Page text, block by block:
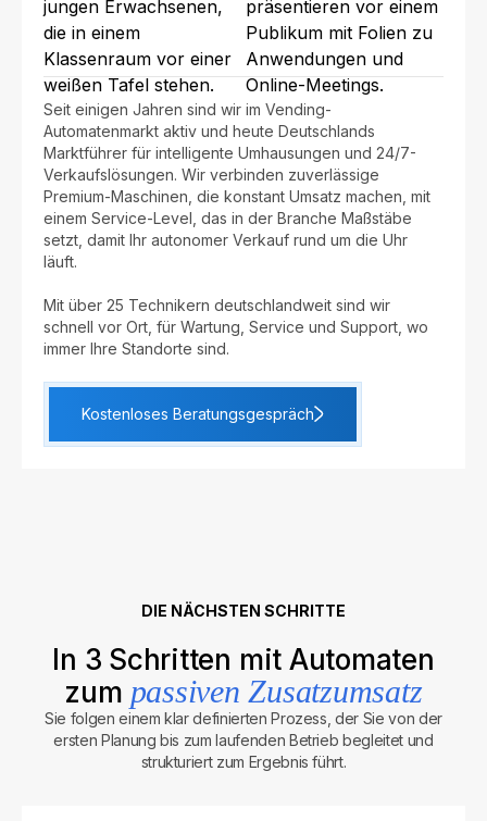
Seit einigen Jahren sind wir im Vending-
Automatenmarkt aktiv und heute Deutschlands
Marktführer für intelligente Umhausungen und 24/7-
Verkaufslösungen. Wir verbinden zuverlässige
Premium-Maschinen, die konstant Umsatz machen, mit
einem Service-Level, das in der Branche Maßstäbe
setzt, damit Ihr autonomer Verkauf rund um die Uhr
läuft.
Mit über 25 Technikern deutschlandweit sind wir
schnell vor Ort, für Wartung, Service und Support, wo
immer Ihre Standorte sind.
Kostenloses Beratungsgespräch
DIE NÄCHSTEN SCHRITTE
In 3 Schritten mit Automaten
zum passiven Zusatzumsatz
Sie folgen einem klar definierten Prozess, der Sie von der
ersten Planung bis zum laufenden Betrieb begleitet und
strukturiert zum Ergebnis führt.